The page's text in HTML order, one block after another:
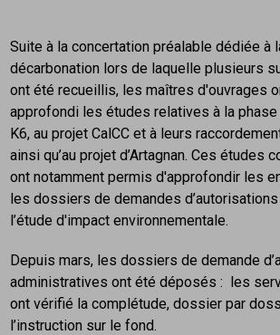
Suite à la concertation préalable dédiée à
décarbonation lors de laquelle plusieurs
ont été recueillis, les maîtres d'ouvrages
approfondi les études relatives à la phase
K6, au projet CalCC et à leurs
ainsi qu’au projet d’Artagnan. Ces études
ont notamment permis d'approfondir les
les dossiers de demandes
l’étude d'impact environnementale.
Depuis mars, les dossiers de demande
administratives ont été déposés : les
ont vérifié la complétude, dossier par
l’instruction sur le fond.